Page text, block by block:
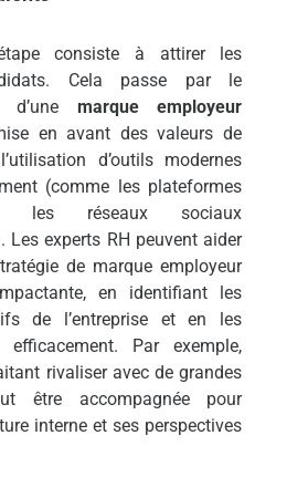
consiste à attirer les
Cela passe par le
d’une marque employeur
en avant des valeurs de
d’outils modernes
(comme les plateformes
les réseaux sociaux
Les experts RH peuvent aider
de marque employeur
en identifiant les
de l’entreprise et en les
efficacement. Par exemple,
rivaliser avec de grandes
être accompagnée pour
interne et ses perspectives